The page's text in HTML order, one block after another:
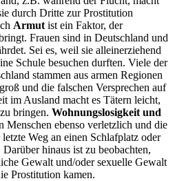
durch Dritte zur Prostitution
Armut ist ein Faktor, der
Frauen sind in Deutschland und
Sei es, weil sie alleinerziehend
Schule besuchen durften. Viele der
stammen aus armen Regionen
und die falschen Versprechen auf
im Ausland macht es Tätern leicht,
bringen. Wohnungslosigkeit und
Menschen ebenso verletzlich und die
Weg an einen Schlafplatz oder
hinaus ist zu beobachten,
Gewalt und/oder sexuelle Gewalt
Prostitution kamen.